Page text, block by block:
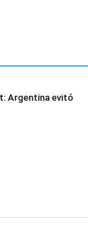
Argentina evitó